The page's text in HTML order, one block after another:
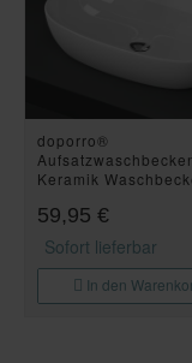
doporro®
Keramik
600x395x140 mm
glänzend
Handwaschbecken
Waschtisch
59,95 €
Sofort lieferbar
In den